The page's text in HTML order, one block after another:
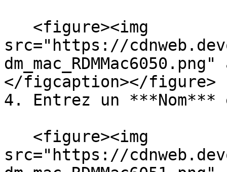
src="https://
</figcaption></figure>
4. Entrez un
src="https://